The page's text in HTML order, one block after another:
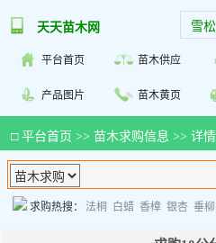
天天苗木网 雪
平台首页 苗木供应
产品图片 苗木黄页
□ 平台首页 >> 苗木求购信息 >> 详
求购热搜： 法桐 白蜡 香樟 银杏 垂柳